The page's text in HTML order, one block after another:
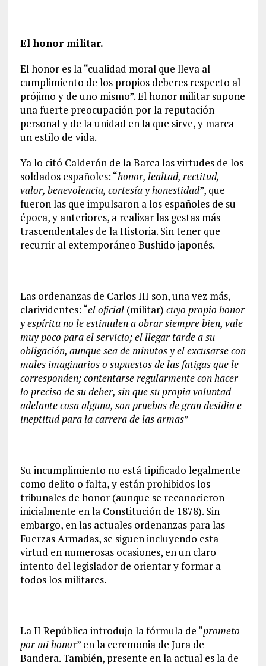
El honor militar.
El honor es la “cualidad moral que lleva al
cumplimiento de los propios deberes respecto al
prójimo y de uno mismo”. El honor militar supone
una fuerte preocupación por la reputación
personal y de la unidad en la que sirve, y marca
un estilo de vida.
Ya lo citó Calderón de la Barca las virtudes de los
soldados españoles: “honor, lealtad, rectitud,
valor, benevolencia, cortesía y honestidad”, que
fueron las que impulsaron a los españoles de su
época, y anteriores, a realizar las gestas más
trascendentales de la Historia. Sin tener que
recurrir al extemporáneo Bushido japonés.
Las ordenanzas de Carlos III son, una vez más,
clarividentes: “el oficial(militar) cuyo propio honor
y espíritu no le estimulen a obrar siempre bien, vale
muy poco para el servicio; el llegar tarde a su
obligación, aunque sea de minutos y el excusarse con
males imaginarios o supuestos de las fatigas que le
corresponden; contentarse regularmente con hacer
lo preciso de su deber, sin que su propia voluntad
adelante cosa alguna, son pruebas de gran desidia e
ineptitud para la carrera de las armas”
Su incumplimiento no está tipificado legalmente
como delito o falta, y están prohibidos los
tribunales de honor (aunque se reconocieron
inicialmente en la Constitución de 1878). Sin
embargo, en las actuales ordenanzas para las
Fuerzas Armadas, se siguen incluyendo esta
virtud en numerosas ocasiones, en un claro
intento del legislador de orientar y formar a
todos los militares.
La II República introdujo la fórmula de “prometo
por mi honor” en la ceremonia de Jura de
Bandera. También, presente en la actual es la de